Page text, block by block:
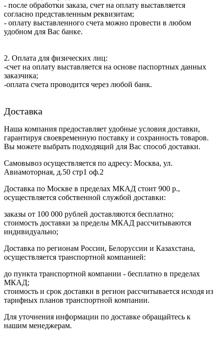
- после обработки заказа, счет на оплату выставляется
согласно представленным реквизитам;
- оплату выставленного счета можно провести в любом
удобном для Вас банке.
2. Оплата для физических лиц:
-счет на оплату выставляется на основе паспортных данных
заказчика;
-оплата счета проводится через любой банк.
Доставка
Наша компания предоставляет удобные условия доставки,
гарантируя своевременную поставку и сохранность товаров.
Вы можете выбрать подходящий для Вас способ доставки.
Самовывоз осуществляется по адресу: Москва, ул.
Авиамоторная, д.50 стр1 оф.2
Доставка по Москве в пределах МКАД стоит 900 р.,
осуществляется собственной службой доставки:
заказы от 100 000 рублей доставляются бесплатно;
cтоимость доставки за пределы МКАД рассчитываются
индивидуально;
Доставка по регионам России, Белоруссии и Казахстана,
осуществляется транспортной компанией:
до пункта транспортной компании - бесплатно в пределах
МКАД;
стоимость и срок доставки в регион рассчитывается исходя из
тарифных планов транспортной компании.
Для уточнения информации по доставке обращайтесь к
нашим менеджерам.